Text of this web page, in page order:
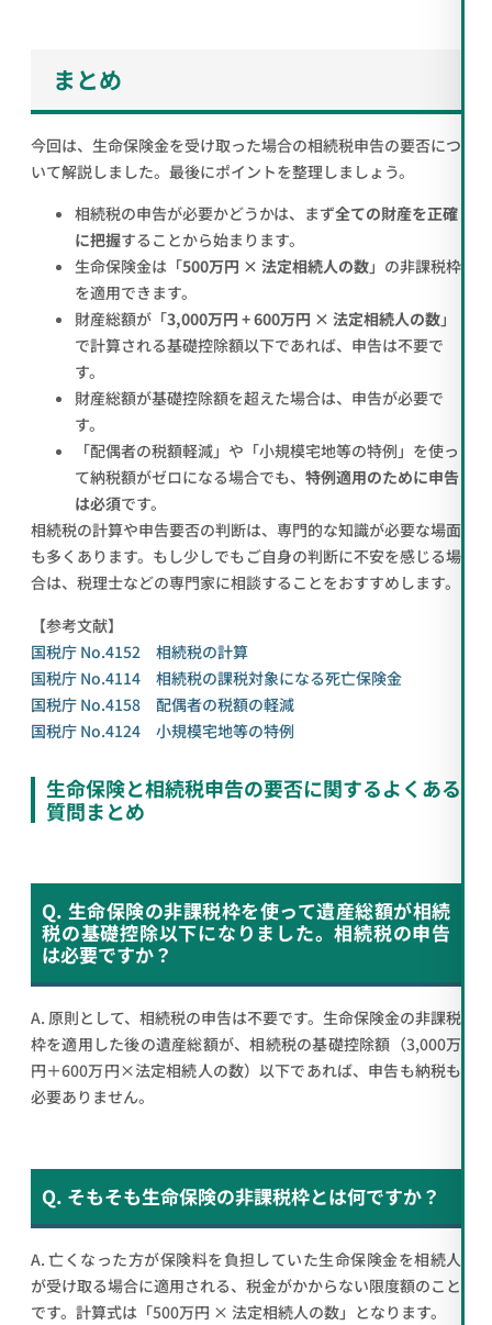
まとめ
今回は、生命保険金を受け取った場合の相続税申告の要否につ
いて解説しました。最後にポイントを整理しましょう。
相続税の申告が必要かどうかは、まず全ての財産を正確
に把握することから始まります。
生命保険金は「500万円 × 法定相続人の数」の非課税枠
を適用できます。
財産総額が「3,000万円 + 600万円 × 法定相続人の数」
で計算される基礎控除額以下であれば、申告は不要で
す。
財産総額が基礎控除額を超えた場合は、申告が必要で
す。
「配偶者の税額軽減」や「小規模宅地等の特例」を使っ
て納税額がゼロになる場合でも、 特例適用のために申告
は必須です。
相続税の計算や申告要否の判断は、専門的な知識が必要な場面
も多くあります。もし少しでもご自身の判断に不安を感じる場
合は、税理士などの専門家に相談することをおすすめします。
【参考文献】
国税庁 No.4152 相続税の計算
国税庁 No.4114 相続税の課税対象になる死亡保険金
国税庁 No.4158 配偶者の税額の軽減
国税庁 No.4124 小規模宅地等の特例
生命保険と相続税申告の要否に関するよくある
質問まとめ
Q. 生命保険の非課税枠を使って遺産総額が相続
税の基礎控除以下になりました。相続税の申告
は必要ですか？
A. 原則として、相続税の申告は不要です。生命保険金の非課税
枠を適用した後の遺産総額が、相続税の基礎控除額（3,000万
円＋600万円×法定相続人の数）以下であれば、申告も納税も
必要ありません。
Q. そもそも生命保険の非課税枠とは何ですか？
A. 亡くなった方が保険料を負担していた生命保険金を相続人
が受け取る場合に適用される、税金がかからない限度額のこと
です。計算式は「500万円 × 法定相続人の数」となります。